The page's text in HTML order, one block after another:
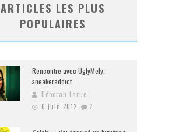
ARTICLES LES PLUS
POPULAIRES
Rencontre avec UglyMely,
sneakeraddict
Déborah Larue
6 juin 2012
2